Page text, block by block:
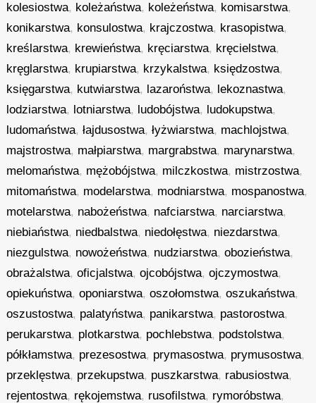
kolesiostwa, koleżaństwa, koleżeństwa, komisarstwa,
konikarstwa, konsulostwa, krajczostwa, krasopistwa,
kreślarstwa, krewieństwa, kręciarstwa, kręcielstwa,
kręglarstwa, krupiarstwa, krzykalstwa, księdzostwa,
księgarstwa, kutwiarstwa, lazaroństwa, lekoznastwa,
lodziarstwa, lotniarstwa, ludobójstwa, ludokupstwa,
ludomaństwa,łajdusostwa,łyżwiarstwa, machlojstwa,
majstrostwa, małpiarstwa, margrabstwa, marynarstwa,
melomaństwa, mężobójstwa, milczkostwa, mistrzostwa,
mitomaństwa, modelarstwa, modniarstwa, mospanostwa,
motelarstwa, nabożeństwa, nafciarstwa, narciarstwa,
niebiaństwa, niedbalstwa, niedołęstwa, niezdarstwa,
niezgulstwa, nowożeństwa, nudziarstwa,obozieństwa,
obrażalstwa,oficjalstwa,ojcobójstwa,ojczymostwa,
opiekuństwa,oponiarstwa,oszołomstwa,oszukaństwa,
oszustostwa, palatyństwa, panikarstwa, pastorostwa,
perukarstwa, plotkarstwa, pochlebstwa, podstolstwa,
półkłamstwa, prezesostwa, prymasostwa, prymusostwa,
przeklęstwa, przekupstwa, puszkarstwa, rabusiostwa,
rejentostwa, rękojemstwa, rusofilstwa, rymoróbstwa,